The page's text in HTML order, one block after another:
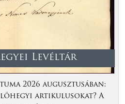
Levéltár
2026 augusztusában:
artikulusokat? A